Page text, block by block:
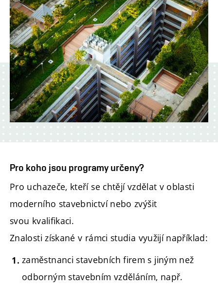
Pro koho jsou programy určeny?
Pro uchazeče, kteří se chtějí vzdělat v oblasti
moderního stavebnictví nebo zvýšit
svou kvalifikaci.
Znalosti získané v rámci studia využijí například:
zaměstnanci stavebních firem s jiným než
odborným stavebním vzděláním, např.